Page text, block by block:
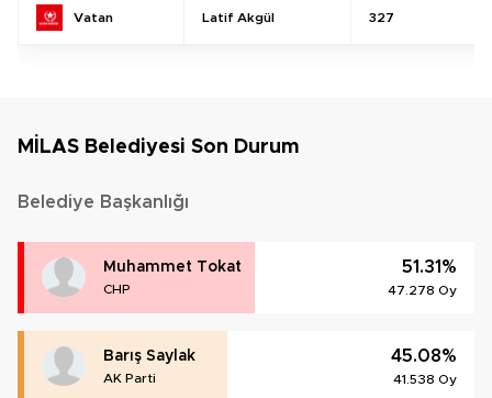
Vatan Latif Akgül 327
MİLAS Belediyesi Son Durum
Belediye Başkanlığı
Muhammet Tokat
CHP
51.31%
47.278 Oy
Barış Saylak
AK Parti
45.08%
41.538 Oy